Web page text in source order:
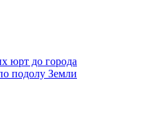
юрт до города
подолу Земли